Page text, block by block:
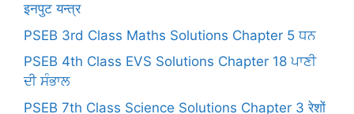
इनपुट यन्त्र
PSEB 3rd Class Maths Solutions Chapter 5 ਧਨ
PSEB 4th Class EVS Solutions Chapter 18 ਪਾਣੀ
ਦੀ ਸੰਭਾਲ
PSEB 7th Class Science Solutions Chapter 3 रेशों